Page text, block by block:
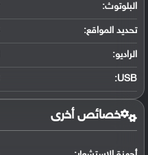
البلوتوث:
تحديد المواقع:
الراديو:
USB
:
خصائص أخرى